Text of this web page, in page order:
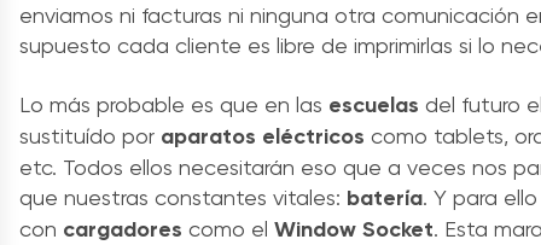
enviamos ni facturas ni ninguna otra comunicación
supuesto cada cliente es libre de imprimirlas si lo
Lo más probable es que en las escuelas del futuro
sustituído por aparatos eléctricos como tablets,
etc. Todos ellos necesitarán eso que a veces nos
que nuestras constantes vitales: batería. Y para
con cargadores como el Window Socket. Esta